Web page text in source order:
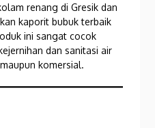
renang di Gresik dan
kaporit bubuk terbaik
ini sangat cocok
dan sanitasi air
komersial.